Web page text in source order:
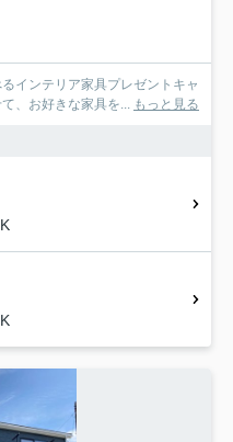
インテリア家具プレゼントキャ
、お好きな家具を... もっと見る